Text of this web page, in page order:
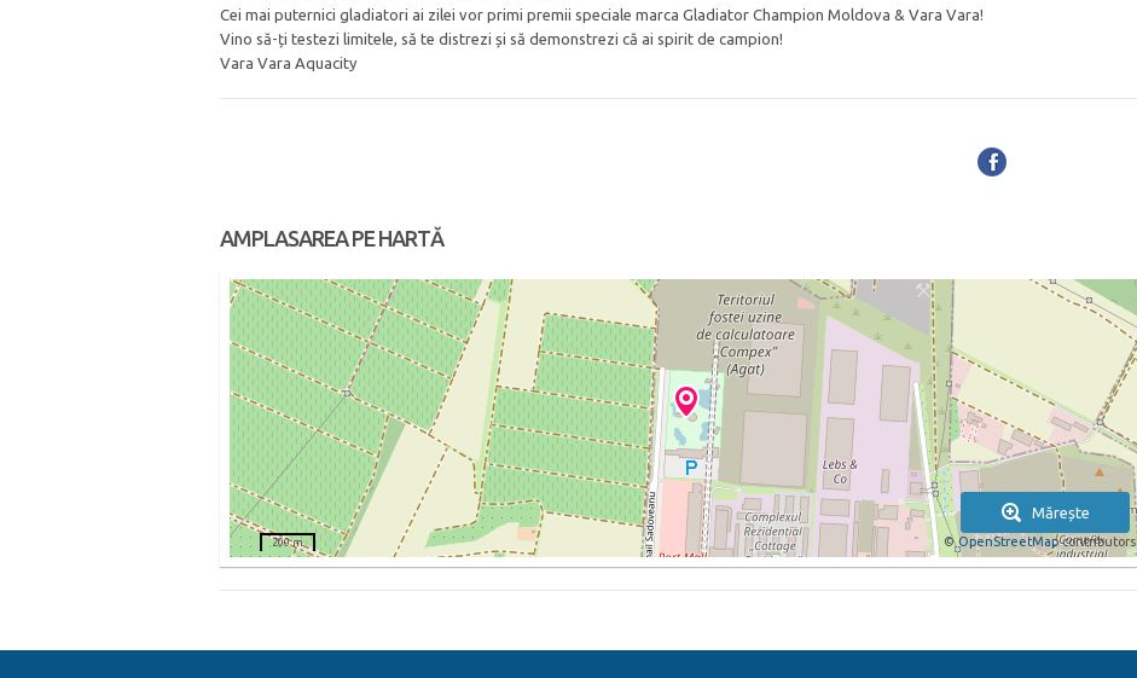
Cei mai puternici gladiatori ai zilei vor primi premii speciale marca Gladiator Champion Moldova & Vara Vara!
Vino să-ți testezi limitele, să te distrezi și să demonstrezi că ai spirit de campion!
Vara Vara Aquacity
AMPLASAREA PE HARTĂ
Mărește
©OpenStreetMapcontributors
200 m